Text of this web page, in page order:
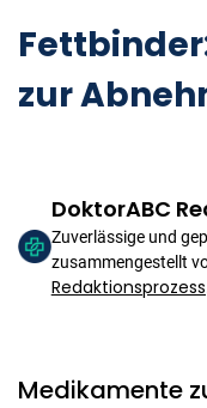
zur
DoktorABC
Zuverlässige und
zusammengestellt
Redaktionsprozess
Medikamente